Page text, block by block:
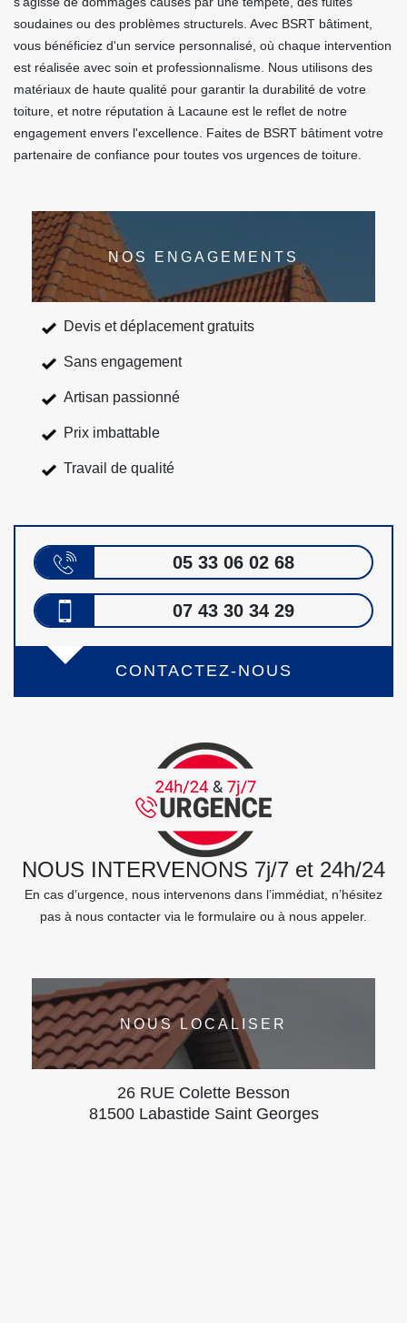
soudaines ou des problèmes structurels. Avec BSRT bâtiment,
vous bénéficiez d'un service personnalisé, où chaque intervention
est réalisée avec soin et professionnalisme. Nous utilisons des
matériaux de haute qualité pour garantir la durabilité de votre
toiture, et notre réputation à Lacaune est le reflet de notre
engagement envers l'excellence. Faites de BSRT bâtiment votre
partenaire de confiance pour toutes vos urgences de toiture.
NOS ENGAGEMENTS
Devis et déplacement gratuits
Sans engagement
Artisan passionné
Prix imbattable
Travail de qualité
05 33 06 02 68
07 43 30 34 29
CONTACTEZ-NOUS
NOUS INTERVENONS 7j/7 et 24h/24
En cas d’urgence, nous intervenons dans l’immédiat, n’hésitez
pas à nous contacter via le formulaire ou à nous appeler.
NOUS LOCALISER
26 RUE Colette Besson
81500 Labastide Saint Georges